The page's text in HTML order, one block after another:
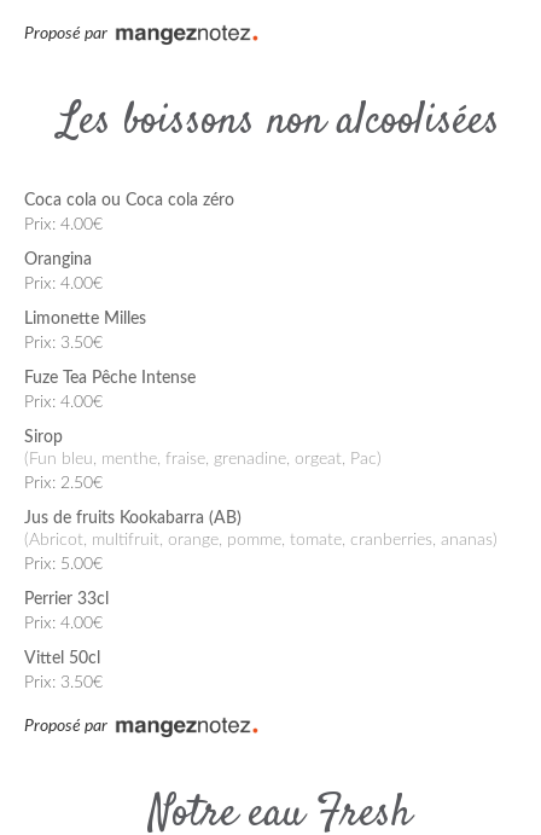
Proposé par
Les boissons non alcoolisées
Coca cola ou Coca cola zéro
Prix: 4.00€
Orangina
Prix: 4.00€
Limonette Milles
Prix: 3.50€
Fuze Tea Pêche Intense
Prix: 4.00€
Sirop
(fun bleu, menthe, fraise, grenadine, orgeat, Pac)
Prix: 2.50€
Jus de fruits Kookabarra (AB)
(abricot, multifruit, orange, pomme, tomate, cranberries, ananas)
Prix: 5.00€
Perrier 33cl
Prix: 4.00€
Vittel 50cl
Prix: 3.50€
Proposé par
Notre eau Fresh